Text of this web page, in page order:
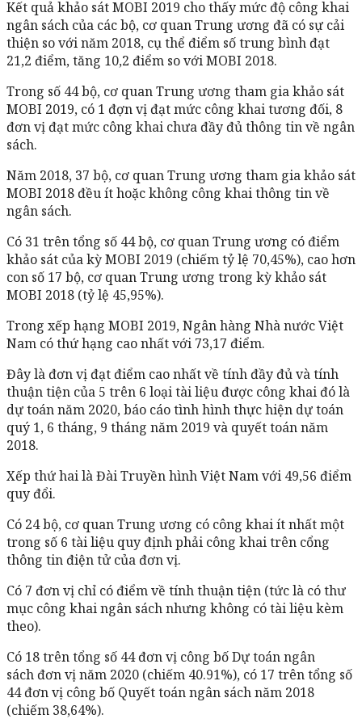
Kết quả khảo sát MOBI 2019 cho thấy mức độ công khai
ngân sách của các bộ, cơ quan Trung ương đã có sự cải
thiện so với năm 2018, cụ thể điểm số trung bình đạt
21,2 điểm, tăng 10,2 điểm so với MOBI 2018.
Trong số 44 bộ, cơ quan Trung ương tham gia khảo sát
MOBI 2019, có 1 đợn vị đạt mức công khai tương đối, 8
đơn vị đạt mức công khai chưa đầy đủ thông tin về ngân
sách.
Năm 2018, 37 bộ, cơ quan Trung ương tham gia khảo sát
MOBI 2018 đều ít hoặc không công khai thông tin về
ngân sách.
Có 31 trên tổng số 44 bộ, cơ quan Trung ương có điểm
khảo sát của kỳ MOBI 2019 (chiếm tỷ lệ 70,45%), cao hơn
con số 17 bộ, cơ quan Trung ương trong kỳ khảo sát
MOBI 2018 (tỷ lệ 45,95%).
Trong xếp hạng MOBI 2019, Ngân hàng Nhà nước Việt
Nam có thứ hạng cao nhất với 73,17 điểm.
Đây là đơn vị đạt điểm cao nhất về tính đầy đủ và tính
thuận tiện của 5 trên 6 loại tài liệu được công khai đó là
dự toán năm 2020, báo cáo tình hình thực hiện dự toán
quý 1, 6 tháng, 9 tháng năm 2019 và quyết toán năm
2018.
Xếp thứ hai là Đài Truyền hình Việt Nam với 49,56 điểm
quy đổi.
Có 24 bộ, cơ quan Trung ương có công khai ít nhất một
trong số 6 tài liệu quy định phải công khai trên cổng
thông tin điện tử của đơn vị.
Có 7 đơn vị chỉ có điểm về tính thuận tiện (tức là có thư
mục công khai ngân sách nhưng không có tài liệu kèm
theo).
Có 18 trên tổng số 44 đơn vị công bố Dự toán ngân
sách đơn vị năm 2020 (chiếm 40.91%), có 17 trên tổng số
44 đơn vị công bố Quyết toán ngân sách năm 2018
(chiếm 38,64%).